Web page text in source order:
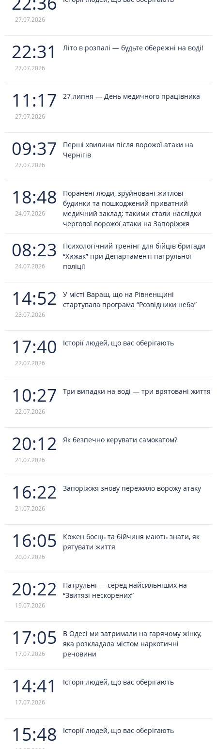
27.07.2026
22:31
27.07.2026
Літо в розпалі — будьте обережні на воді!
11:17
27.07.2026
27 липня — День медичного працівника
09:37
27.07.2026
Перші хвилини після ворожої атаки на
Чернігів
18:48
24.07.2026
Поранені люди, зруйновані житлові
будинки та пошкоджений приватний
медичний заклад: такими стали наслідки
чергової ворожої атаки на Запоріжжя
08:23
24.07.2026
Психологічний тренінг для бійців бригади
“Хижак” при Департаменті патрульної
поліції
14:52
23.07.2026
У місті Вараш, що на Рівненщині
стартувала програма “Розвідники неба”
17:40
22.07.2026
Історії людей, що вас оберігають
10:27
22.07.2026
Три випадки на воді — три врятовані життя
20:12
21.07.2026
Як безпечно керувати самокатом?
16:22
21.07.2026
Запоріжжя знову пережило ворожу атаку
16:05
20.07.2026
Кожен боєць та бійчиня мають знати, як
рятувати життя
20:22
19.07.2026
Патрульні — серед найсильніших на
“Звитязі нескорених”
17:05
17.07.2026
В Одесі ми затримали на гарячому жінку,
яка розкладала містом наркотичні
речовини
14:41
17.07.2026
Історії людей, що вас оберігають
15:48 Історії людей, що вас оберігають